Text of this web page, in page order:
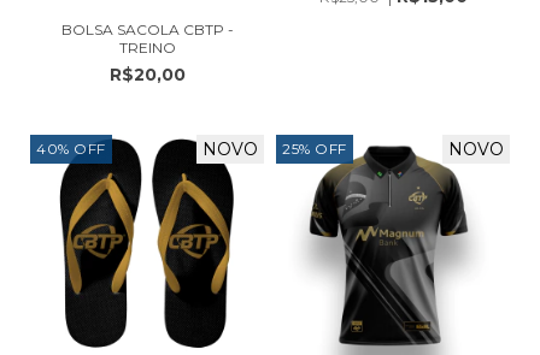
BOLSA SACOLA CBTP -
TREINO
R$20,00
40% OFF NOVO 25% OFF NOVO